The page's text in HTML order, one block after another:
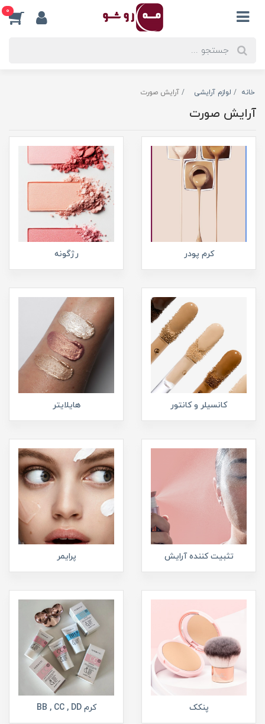
0
خانه لوازم آرایشی آرایش صورت
آرایش صورت
کرم پودر رژگونه
کانسیلر و کانتور هایلایتر
تثبیت کننده آرایش پرایمر
پنکک کرم BB , CC , DD